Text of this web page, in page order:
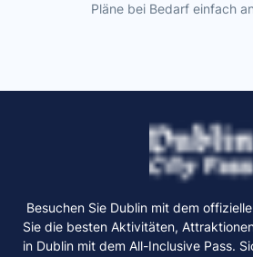
Pläne bei Bedarf einfach
Besuchen Sie Dublin mit dem
Sie die besten Aktivitäten,
in Dublin mit dem All-Inclusive Pass.